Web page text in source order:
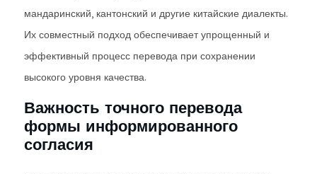
мандаринский, кантонский и другие китайские диалекты.
Их совместный подход обеспечивает упрощенный и
эффективный процесс перевода при сохранении
высокого уровня качества.
Важность точного перевода
формы информированного
согласия